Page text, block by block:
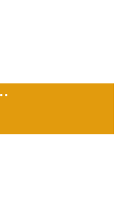
Berlin